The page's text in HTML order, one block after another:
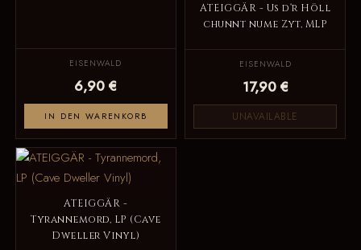
EISENWALD
6,90 €
IN DEN WARENKORB
ATEIGGÄR - Us d‘r Höll
chunnt nume Zyt, MLP
EISENWALD
17,90 €
UNAVAILABLE
ATEIGGÄR -
Tyrannemord, LP (Cave
Dweller Vinyl)